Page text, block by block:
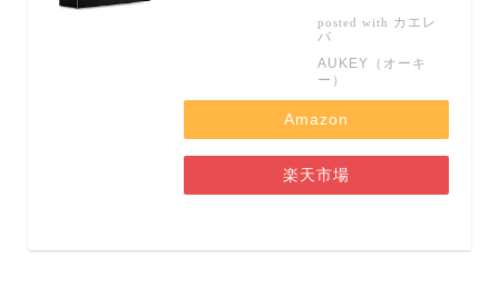
posted with カエレ
バ
AUKEY（オーキ
ー）
Amazon
楽天市場